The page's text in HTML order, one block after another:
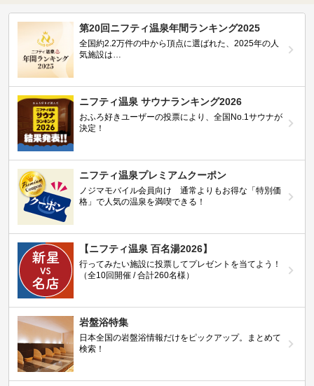
第20回ニフティ温泉年間ランキング2025
全国約2.2万件の中から頂点に選ばれた、2025年の人
気施設は…
ニフティ温泉 サウナランキング2026
おふろ好きユーザーの投票により、全国No.1サウナが
決定！
ニフティ温泉プレミアムクーポン
ノジマモバイル会員向け 通常よりもお得な「特別価
格」で人気の温泉を満喫できる！
【ニフティ温泉 百名湯2026】
行ってみたい施設に投票してプレゼントを当てよう！
（全10回開催 / 合計260名様）
岩盤浴特集
日本全国の岩盤浴情報だけをピックアップ。まとめて
検索！